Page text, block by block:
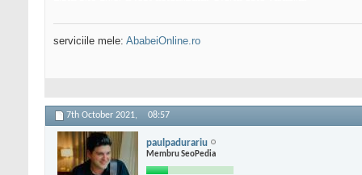
serviciile mele: AbabeiOnline.ro
7th October 2021, 08:57
paulpadurariu
Membru SeoPedia